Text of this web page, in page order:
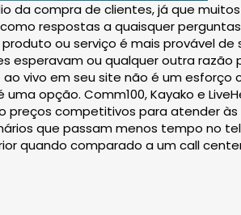
compra de clientes, já que
respostas a quaisquer
ou serviço é mais provável
esperavam ou qualquer outra razão
vivo em seu site não é um
opção. Comm100, Kayako e
competitivos para atender
que passam menos tempo no
quando comparado a um call